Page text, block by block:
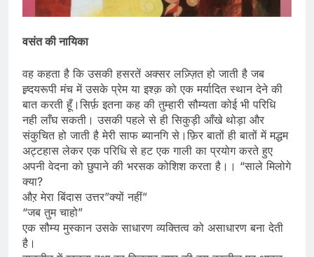
वसंत की नायिका
वह कहता है कि उसकी हसरतें अक्सर लज़्ज़ित हो जाती है जब
ह्र्दयरूपी मंच में उसके प्रेम या इश्क़ को एक मर्यादित स्थान देने की
बात करती हूँ।सिर्फ़ इतना कह की तुम्हारी सौम्यता कोई भी परिधि
नही लाँघ सकती। उसकी पहले से ही सिकुड़ी आँखे थोड़ा और
संकुचित हो जाती है मेरी साफ ब्यानगि से।फ़िर बातों ही बातों में मद्धम
अट्टहास लेकर एक परिधि से हट एक गाली का प्रयोग करते हुए
अपनी वेदना को छुपाने की भरसक कोशिश करता है।। “साले मिलोगे
क्या?
औऱ मेरा बिंदास उत्तर”क्यों नहीं”
“जब तुम चाहो”
एक सौम्य मुस्कान उसके साधारण व्यक्तित्व को असाधारण बना देती
है।